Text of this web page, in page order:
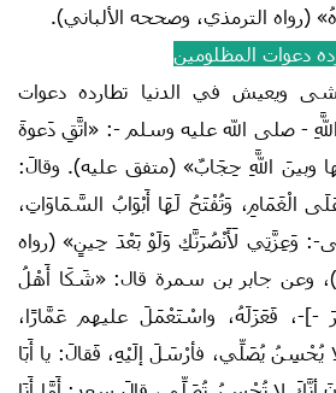
(رواه الترمذي، وصححه الألباني).
دعوات المظلومين
في الدنيا تطارده دعوات
- صلى الله عليه وسلم -: «اتَّقِ دَعوةَ
وبينَ اللَّهِ حِجَابٌ» (متفق عليه). وقالَ:
‌الْغَمَامِ، وَتُفْتَحُ لَهَا أَبْوَابُ السَّمَاوَاتِ،
: وَعِزَّتِي لَأَنْصُرَنَّكِ وَلَوْ بَعْدَ حِينٍ» (رواه
وعن ‌جابر بن سمرة قال: «شَكَا أَهْلُ
]-، فَعَزَلَهُ، واسْتَعْمَلَ عليهم عَمَّارًا،
يُحْسِنُ يُصَلِّي، فأرْسَلَ إلَيْهِ، فَقالَ: يا أَبَا